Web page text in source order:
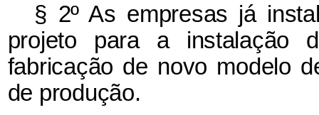
§ 2º As empresas já
projeto para a instalação
fabricação de novo modelo
de produção.